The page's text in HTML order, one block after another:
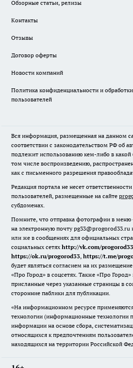
Обзорные статьи, релизы
Контакты
Отзывы
Договор оферты
Новости компаний
Политика конфиденциальности и
пользователей
Вся информация, размещенная на данном
соответствии с законодательством РФ об
подлежит использованию кем-либо в
том числе воспроизведению,
как с письменного разрешения
Редакция портала не несет
пользователей, размещенные на сайте
субдоменах.
Помните, что отправка фотографии в меню
на электронную почту
или же в сообщениях для официальных
социальных сетях http://vk.com/progorod33
https://ok.ru/progorod33, https://t.me/
будет являться согласием на их
«Про Город» в соцсетях. Также «Про
присланные через указанные страницы в
сторонние паблики для публикации.
«На информационном ресурсе
технологии (информационные технологии
информации на основе сбора,
относящихся к предпочтениям
находящихся на территории Российской